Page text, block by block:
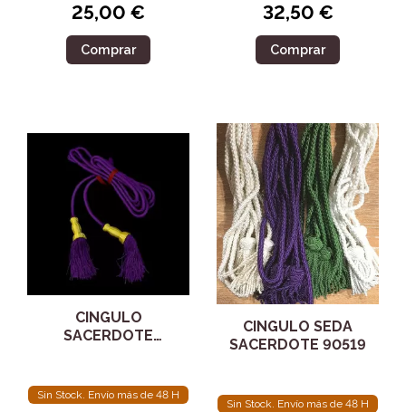
25,00 €
Comprar
32,50 €
Comprar
CINGULO
SACERDOTE
Sin Stock. Envío más de 48 H
CINGULO SEDA
SACERDOTE 90519
Sin Stock. Envío más de 48 H